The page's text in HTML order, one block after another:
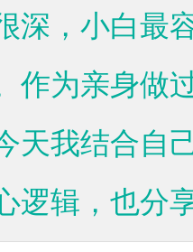
深，小白最
作为亲身做
天我结合自
逻辑，也分